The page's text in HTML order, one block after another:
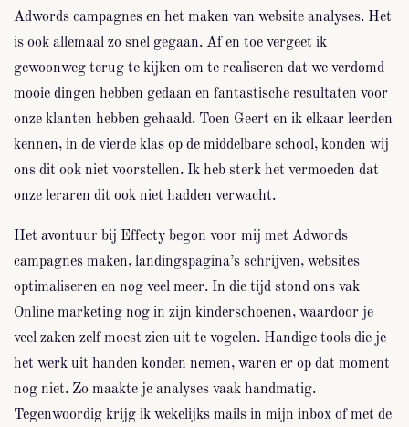
Adwords campagnes en het maken van website analyses. Het
is ook allemaal zo snel gegaan. Af en toe vergeet ik
gewoonweg terug te kijken om te realiseren dat we verdomd
mooie dingen hebben gedaan en fantastische resultaten voor
onze klanten hebben gehaald. Toen Geert en ik elkaar leerden
kennen, in de vierde klas op de middelbare school, konden wij
ons dit ook niet voorstellen. Ik heb sterk het vermoeden dat
onze leraren dit ook niet hadden verwacht.
Het avontuur bij Effecty begon voor mij met Adwords
campagnes maken, landingspagina’s schrijven, websites
optimaliseren en nog veel meer. In die tijd stond ons vak
Online marketing nog in zijn kinderschoenen, waardoor je
veel zaken zelf moest zien uit te vogelen. Handige tools die je
het werk uit handen konden nemen, waren er op dat moment
nog niet. Zo maakte je analyses vaak handmatig.
Tegenwoordig krijg ik wekelijks mails in mijn inbox of met de